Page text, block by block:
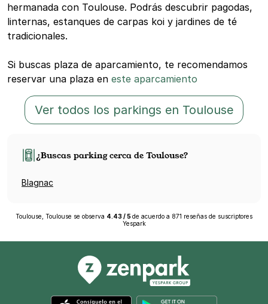
hermanada con Toulouse. Podrás descubrir pagodas,
linternas, estanques de carpas koi y jardines de té
tradicionales.
Si buscas plaza de aparcamiento, te recomendamos
reservar una plaza en este aparcamiento
Ver todos los parkings en Toulouse
¿Buscas parking cerca de Toulouse?
Blagnac
Toulouse, Toulouse se observa 4.43/5de acuerdo a 871 reseñas de suscriptores
Yespark